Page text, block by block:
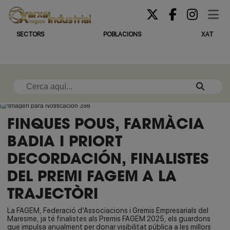
SECTORS POBLACIONS XAT
FINQUES POUS, FARMÀCIA
BADIA I PRIORT
DECORDACIÓN, FINALISTES
DEL PREMI FAGEM A LA
TRAJECTÒRI
La FAGEM, Federació d’Associacions i Gremis Empresarials del
Maresme, ja té finalistes als Premis FAGEM 2025, els guardons
que impulsa anualment per donar visibilitat pública a les millors